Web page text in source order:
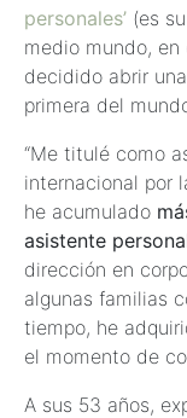
personales’ (es
medio mundo, en
decidido abrir
primera del
“Me titulé como
internacional por
he acumulado
asistente
dirección en
algunas familias
tiempo, he
el momento de
A sus 53 años,